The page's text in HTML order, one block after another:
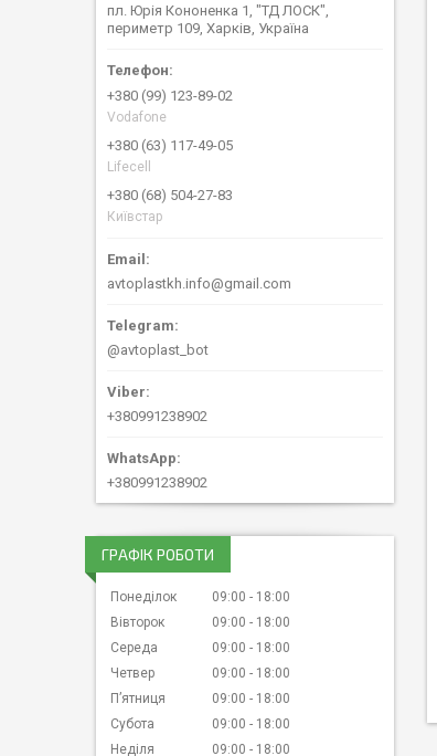
пл. Юрія Кононенка 1, "ТД ЛОСК",
периметр 109, Харків, Україна
+380 (99) 123-89-02
Vodafone
+380 (63) 117-49-05
Lifecell
+380 (68) 504-27-83
Київстар
avtoplastkh.info@gmail.com
@avtoplast_bot
+380991238902
+380991238902
ГРАФІК РОБОТИ
Понеділок 09:00
18:00
Вівторок
09:00
18:00
Середа
09:00
18:00
Четвер
09:00
18:00
Пʼятниця
09:00
18:00
Субота
09:00
18:00
Неділя
09:00 18:00